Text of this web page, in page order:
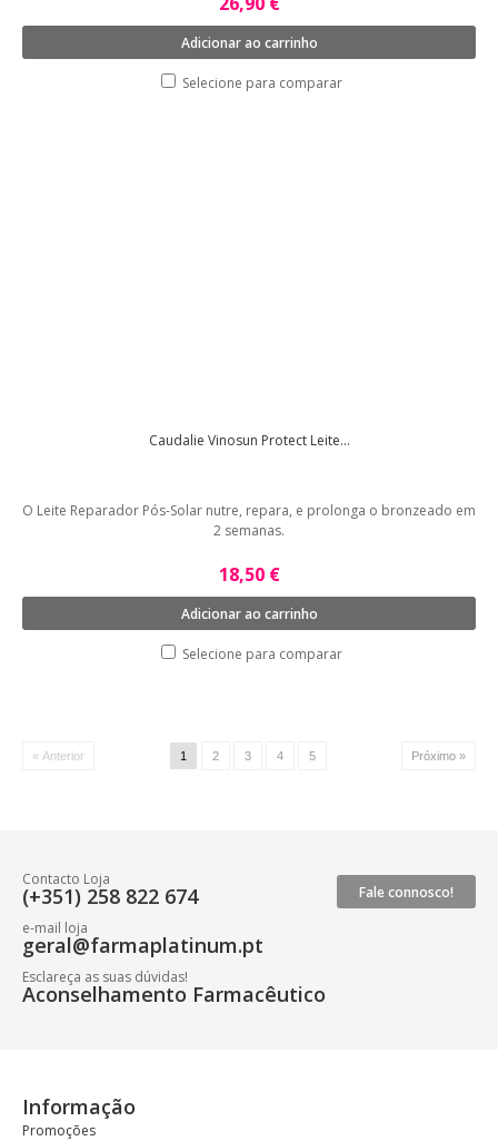
Adicionar ao carrinho
Selecione para comparar
Caudalie Vinosun Protect Leite...
O Leite Reparador Pós-Solar nutre, repara, e prolonga o bronzeado em
2 semanas.
18,50 €
Adicionar ao carrinho
Selecione para comparar
« Anterior 1 2 3 4 5 Próximo »
Fale connosco!
Contacto Loja
(+351) 258 822 674
e-mail loja
geral@farmaplatinum.pt
Esclareça as suas dúvidas!
Aconselhamento Farmacêutico
Informação
Promoções